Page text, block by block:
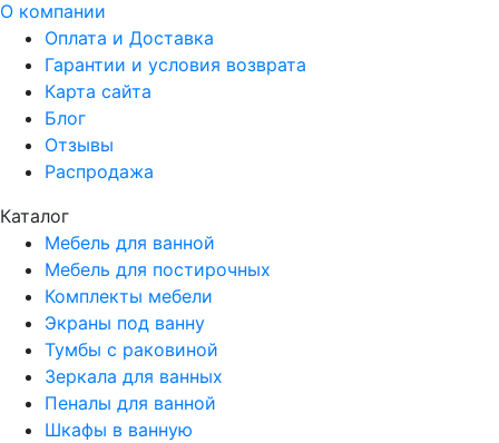
О компании
Оплата и Доставка
Гарантии и условия возврата
Карта сайта
Блог
Отзывы
Распродажа
Каталог
Мебель для ванной
Мебель для постирочных
Комплекты мебели
Экраны под ванну
Тумбы с раковиной
Зеркала для ванных
Пеналы для ванной
Шкафы в ванную